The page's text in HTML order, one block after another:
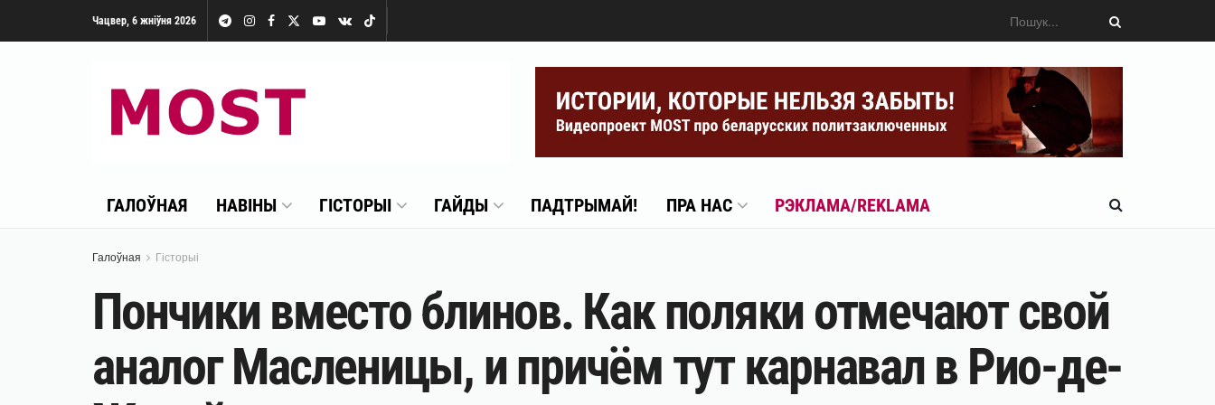
Чацвер, 6 жніўня 2026
ГАЛОЎНАЯ НАВІНЫ ГІСТОРЫІ ГАЙДЫ ПАДТРЫМАЙ! ПРА НАС РЭКЛАМА/REKLAMA
Галоўная Гісторыі
Пончики вместо блинов. Как поляки отмечают свой
аналог Масленицы, и причём тут карнавал в Рио-де-